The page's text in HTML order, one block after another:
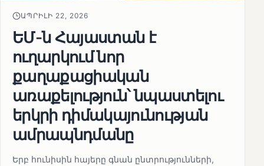
ԱՊՐԻԼԻ 22, 2026
ԵՄ-ն Հայաստան է
ուղարկում նոր
քաղաքացիական
առաքելություն՝ նպաստելու
երկրի դիմակայունության
ամրապնդմանը
Երբ հունիսին հայերը գնան ընտրությունների,